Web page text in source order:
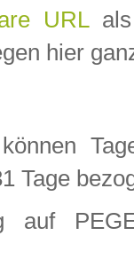
URLals
hier
können
Tage
auf